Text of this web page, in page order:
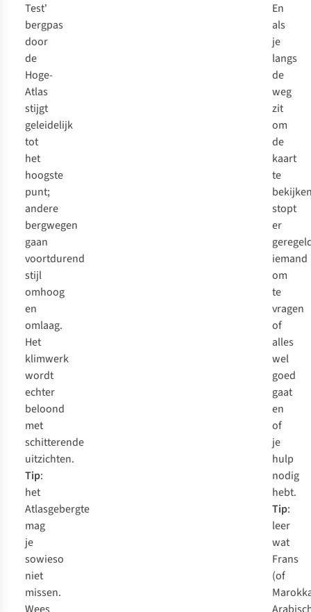
Test'
bergpas
door
de
Hoge-
Atlas
stijgt
geleidelijk
tot
het
hoogste
punt;
andere
bergwegen
gaan
voortdurend
stijl
omhoog
en
omlaag.
Het
klimwerk
wordt
echter
beloond
met
schitterende
uitzichten.
Tip:
het
Atlasgebergte
mag
je
sowieso
niet
missen.
En
als
je
langs
de
weg
zit
om
de
kaart
te
stopt
er
iemand
om
te
vragen
of
alles
wel
goed
gaat
en
of
je
hulp
nodig
hebt.
Tip:
leer
wat
Frans
(of